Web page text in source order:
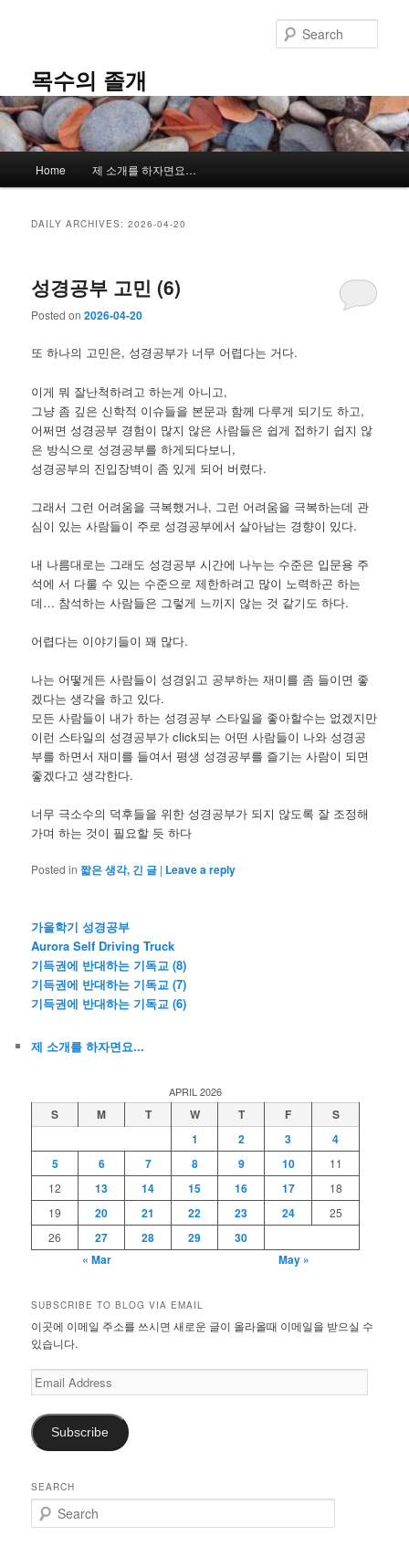
content
content목수의 졸개
Home 제 소개를 하자면요…
DAILY ARCHIVES:2026-04-20
성경공부 고민 (6)
Posted on2026-04-20
또 하나의 고민은, 성경공부가 너무 어렵다는 거다.
이게 뭐 잘난척하려고 하는게 아니고,
그냥 좀 깊은 신학적 이슈들을 본문과 함께 다루게 되기도 하고,
어쩌면 성경공부 경험이 많지 않은 사람들은 쉽게 접하기 쉽지 않
은 방식으로 성경공부를 하게되다보니,
성경공부의 진입장벽이 좀 있게 되어 버렸다.
그래서 그런 어려움을 극복했거나, 그런 어려움을 극복하는데 관
심이 있는 사람들이 주로 성경공부에서 살아남는 경향이 있다.
내 나름대로는 그래도 성경공부 시간에 나누는 수준은 입문용 주
석에 서 다룰 수 있는 수준으로 제한하려고 많이 노력하곤 하는
데… 참석하는 사람들은 그렇게 느끼지 않는 것 같기도 하다.
어렵다는 이야기들이 꽤 많다.
나는 어떻게든 사람들이 성경읽고 공부하는 재미를 좀 들이면 좋
겠다는 생각을 하고 있다.
모든 사람들이 내가 하는 성경공부 스타일을 좋아할수는 없겠지만
이런 스타일의 성경공부가 click되는 어떤 사람들이 나와 성경공
부를 하면서 재미를 들여서 평생 성경공부를 즐기는 사람이 되면
좋겠다고 생각한다.
너무 극소수의 덕후들을 위한 성경공부가 되지 않도록 잘 조정해
가며 하는 것이 필요할 듯 하다
Posted in 짧은 생각, 긴 글 | Leave a reply
가을학기 성경공부
Aurora Self Driving Truck
기득권에 반대하는 기독교 (8)
기득권에 반대하는 기독교 (7)
기득권에 반대하는 기독교 (6)
제 소개를 하자면요...
APRIL 2026
S M T W T F
S
1
2 3
4
5
6 7 8 9 10
11
12
13 14 15 16 17
18
19
20 21 22 23 24
25
26
27 28 29
30
« Mar
May »
SUBSCRIBE TO BLOG VIA EMAIL
이곳에 이메일 주소를 쓰시면 새로운 글이 올라올때 이메일을 받으실 수
있습니다.
Email
Address
Subscribe
SEARCH
e